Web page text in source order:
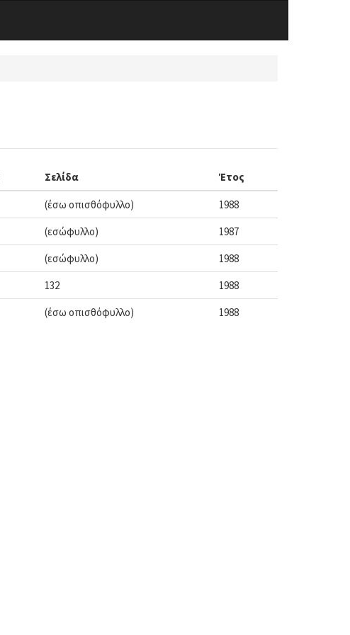
Σελίδα Έτος
(έσω οπισθόφυλλο)
1988
(εσώφυλλο)
1987
(εσώφυλλο)
1988
132
1988
(έσω οπισθόφυλλο) 1988